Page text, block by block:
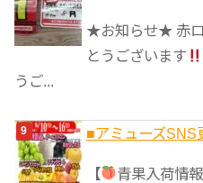
★お知らせ★ 赤ロ
とうございます
うご...
■アミューズSNS
【 青果入荷情報